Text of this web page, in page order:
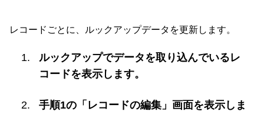
レコードごとに、ルックアップデータを更新します。
ルックアップでデータを取り込んでいるレ
コードを表示します。
手順1の「レコードの編集」画面を表示しま